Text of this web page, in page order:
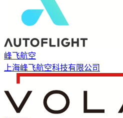
峰飞航空
上海峰飞航空科技有限公司